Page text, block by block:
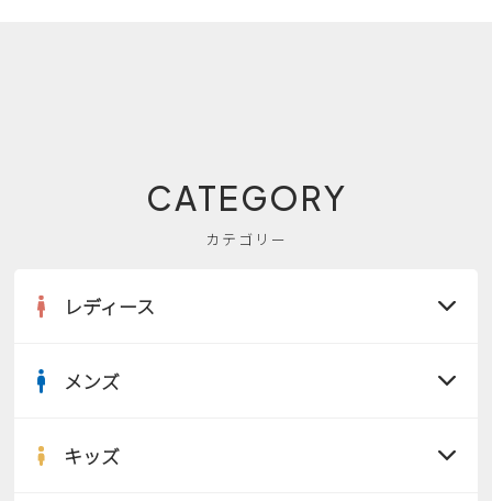
CATEGORY
カテゴリー
レディース
サンダル
メンズ
キッズ